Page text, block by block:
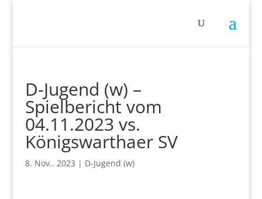
D-Jugend (w) –
Spielbericht vom
04.11.2023 vs.
Königswarthaer SV
8. Nov.. 2023 | D-Jugend (w)